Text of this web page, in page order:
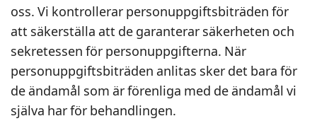
oss. Vi kontrollerar personuppgiftsbiträden för
att säkerställa att de garanterar säkerheten och
sekretessen för personuppgifterna. När
personuppgiftsbiträden anlitas sker det bara för
de ändamål som är förenliga med de ändamål vi
själva har för behandlingen.